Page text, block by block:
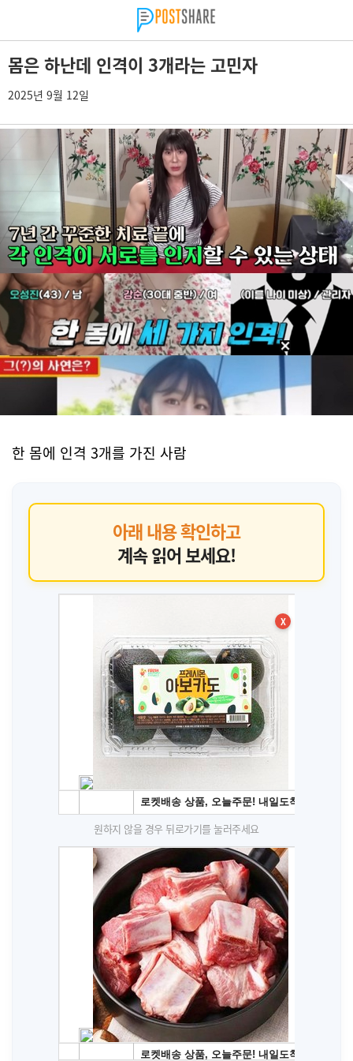
몸은 하난데 인격이 3개라는 고민자
2025년 9월 12일
한 몸에 인격 3개를 가진 사람
아래 내용 확인하고
계속 읽어 보세요!
X
원하지 않을 경우 뒤로가기를 눌러주세요